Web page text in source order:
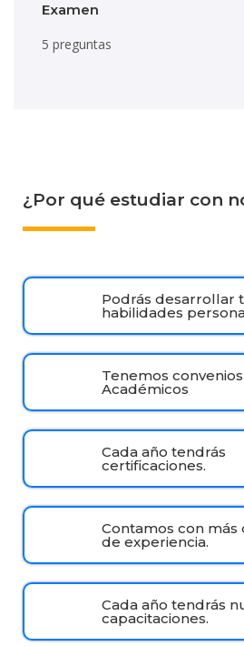
Examen
5 preguntas
¿Por qué estudiar con
Podrás desarrollar
habilidades
Tenemos convenios
Académicos
Cada año tendrás
certificaciones.
Contamos con más
de experiencia.
Cada año tendrás
capacitaciones.